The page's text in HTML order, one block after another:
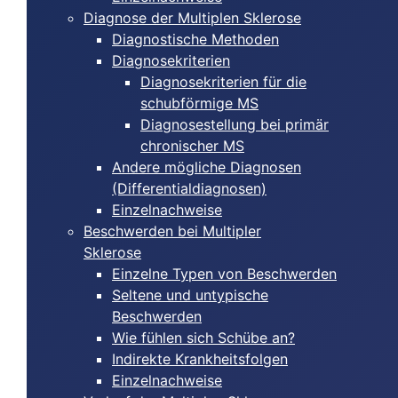
Diagnose der Multiplen Sklerose
Diagnostische Methoden
Diagnosekriterien
Diagnosekriterien für die
schubförmige MS
Diagnosestellung bei primär
chronischer MS
Andere mögliche Diagnosen
(Differentialdiagnosen)
Einzelnachweise
Beschwerden bei Multipler
Sklerose
Einzelne Typen von Beschwerden
Seltene und untypische
Beschwerden
Wie fühlen sich Schübe an?
Indirekte Krankheitsfolgen
Einzelnachweise